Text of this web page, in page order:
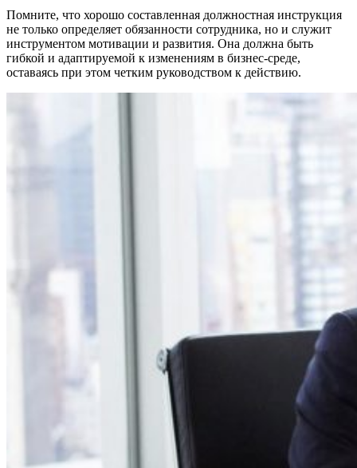
Помните, что хорошо составленная должностная инструкция
не только определяет обязанности сотрудника, но и служит
инструментом мотивации и развития. Она должна быть
гибкой и адаптируемой к изменениям в бизнес-среде,
оставаясь при этом четким руководством к действию.